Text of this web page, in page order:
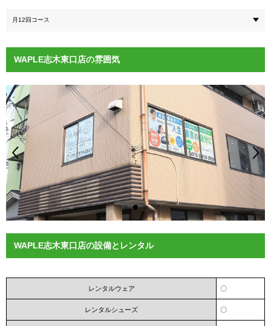
月12回コース
WAPLE志木東口店の雰囲気
WAPLE志木東口店の設備とレンタル
レンタルウェア 〇
レンタルシューズ 〇